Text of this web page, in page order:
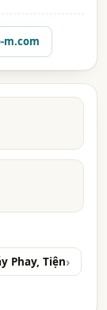
m.com
Phay, Tiện